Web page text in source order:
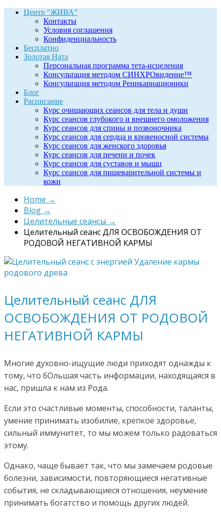
Центр “ЖИВА”
Контакты
Условия соглашения
Конфиденциальность
Бесплатно
Золотая Ната
Персональная программа тета-исцеления
Консультация методом СИНХРОвидение™
Консультация методом Реинкарнационики
Блог
Расписание
Курс очищающих сеансов для тела и души
Курс сеансов глубокого и внешнего омоложения
Курс сеансов для спины и позвоночника
Курс сеансов для сердца и кровеносной системы
Курс сеансов для женского здоровья
Курс сеансов для печени и почек
Курс сеансов для суставов и мышц
Курс сеансов для пищеварительной системы и
кожи
Home →
Blog →
Целительные сеансы →
Целительный сеанс ДЛЯ ОСВОБОЖДЕНИЯ ОТ
РОДОВОЙ НЕГАТИВНОЙ КАРМЫ
Целительный сеанс ДЛЯ
ОСВОБОЖДЕНИЯ ОТ РОДОВОЙ
НЕГАТИВНОЙ КАРМЫ
Многие духовно-ищущие люди приходят однажды к
тому, что бОльшая часть информации, находящаяся в
нас, пришла к нам из Рода.
Если это счастливые моменты, способности, таланты,
умение принимать изобилие, крепкое здоровье,
сильный иммунитет, то мы можем только радоваться
этому.
Однако, чаще бывает так, что мы замечаем родовые
болезни, зависимости, повторяющиеся негативные
события, не складывающиеся отношения, неумение
принимать богатство и помощь других людей.